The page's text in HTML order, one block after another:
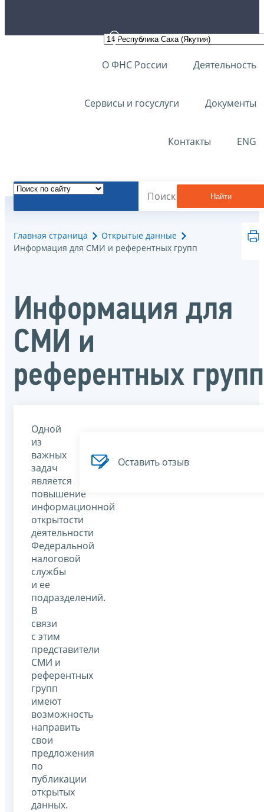
О ФНС России Деятельность
Сервисы и госуслуги Документы
Контакты ENG
Найти
Главная страница
Открытые данные
Информация для СМИ и референтных групп
Информация для
СМИ и
референтных групп
Одной
из
важных
задач
является
повышение
информационной
открытости
деятельности
Федеральной
налоговой
службы
и ее
подразделений.
В
связи
с этим
представители
СМИ и
референтных
групп
имеют
возможность
направить
свои
предложения
по
публикации
открытых
данных.
Оставить отзыв